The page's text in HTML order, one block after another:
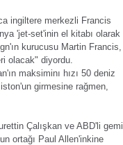
ingiltere merkezli Francis
'jet-set'inin el kitabı olarak
kurucusu Martin Francis,
olacak" diyordu.
maksiminı hızı 50 deniz
girmesine rağmen,
Çalışkan ve ABD'li gemi
ortağı Paul Allen'inkine